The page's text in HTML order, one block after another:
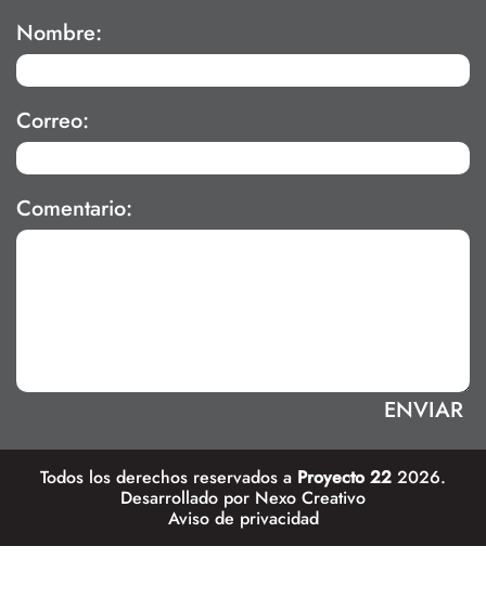
Nombre:
Correo:
Comentario:
Todos los derechos reservados a Proyecto 22 2026.
Desarrollado por Nexo Creativo
Aviso de privacidad